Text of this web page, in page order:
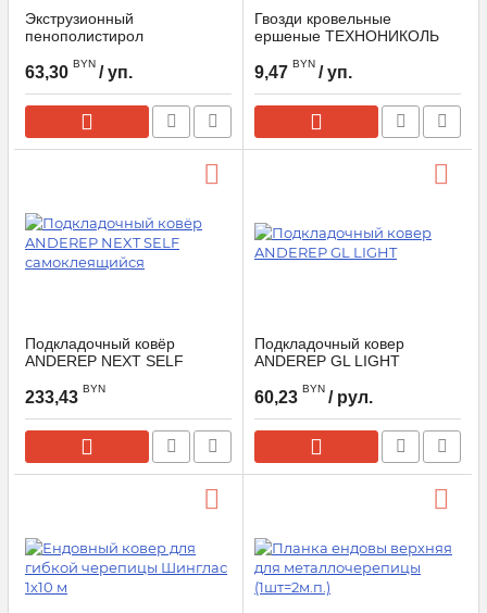
Экструзионный
пенополистирол
ECO 1180х580мм
63,30 BYN / уп.
Гвозди кровельные
ершеные ТЕХНОНИКОЛЬ
9,47 BYN / уп.
Подкладочный ковёр
ANDEREP NEXT SELF
233,43 BYN
Подкладочный ковер
ANDEREP GL LIGHT
60,23 BYN / рул.